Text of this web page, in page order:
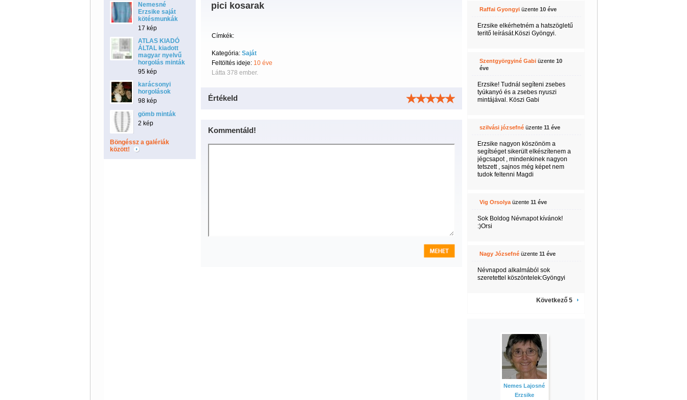
Nemesné
Erzsike saját
kötésmunkák
17 kép
ATLAS KIADÓ
ÁLTAL kiadott
magyar nyelvű
horgolás minták
95 kép
karácsonyi
horgolások
98 kép
gömb minták
2 kép
Böngéssz a galériák
között!
pici kosarak
Címkék:
Kategória: Saját
Feltöltés ideje: 10 éve
Látta 378 ember.
Értékeld
Kommentáld!
Raffai Gyongyiüzente 10 éve
Erzsike elkérhetném a hatszögletű
teritő leírását.Köszi Gyöngyi.
Szentgyörgyiné Gabiüzente 10
éve
Erzsike! Tudnál segíteni zsebes
tyúkanyó és a zsebes nyuszi
mintájával. Köszi Gabi
szilvási józsefnéüzente 11 éve
Erzsike nagyon köszönöm a
segítséget sikerült elkészítenem a
jégcsapot , mindenkinek nagyon
tetszett , sajnos még képet nem
tudok feltenni Magdi
Vig Orsolyaüzente 11 éve
Sok Boldog Névnapot kívánok!
:)Orsi
Nagy Józsefnéüzente 11 éve
Névnapod alkalmából sok
szeretettel köszöntelek:Gyöngyi
Következő 5
Nemes Lajosné
Erzsike